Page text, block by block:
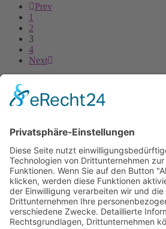
Prev
1
2
3
4
Next
Wir sind eine Tanzschule, die Kindern ab 3
Datenschutz
Öffnungszeiten
Wir sind zu den Unterrichtsstunden für Dich da.